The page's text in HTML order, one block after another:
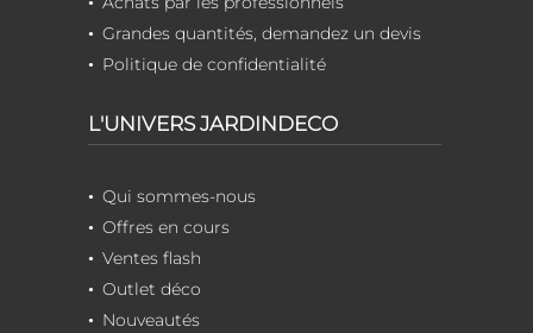
Grandes quantités, demandez un devis
Politique de confidentialité
L'UNIVERS JARDINDECO
Qui sommes-nous
Offres en cours
Ventes flash
Outlet déco
Nouveautés